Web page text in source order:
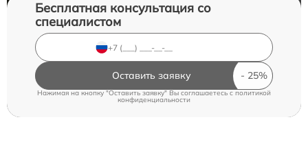
Бесплатная консультация со
специалистом
Оставить заявку
Нажимая на кнопку "Оставить заявку" Вы соглашаетесь c политикой
конфиденциальности